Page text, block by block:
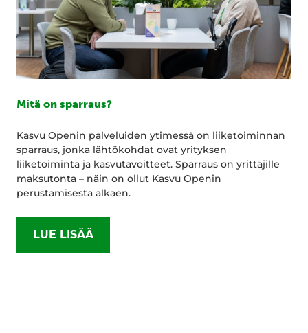
Mitä on sparraus?
Kasvu Openin palveluiden ytimessä on liiketoiminnan
sparraus, jonka lähtökohdat ovat yrityksen
liiketoiminta ja kasvutavoitteet. Sparraus on yrittäjille
maksutonta – näin on ollut Kasvu Openin
perustamisesta alkaen.
LUE LISÄÄ